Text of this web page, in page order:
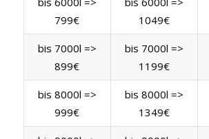
799€
1049€
bis 7000l =>
899€
bis 7000l =>
1199€
bis 8000l =>
999€
bis 8000l =>
1349€